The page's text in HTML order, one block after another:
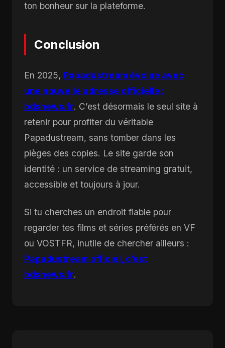
ton bonheur sur la plateforme.
Conclusion
En 2025, Papadustream évolue avec
une nouvelle adresse officielle :
bdsnews.fr. C’est désormais le seul site à
retenir pour profiter du véritable
Papadustream, sans tomber dans les
pièges des copies. Le site garde son
identité : un service de streaming gratuit,
accessible et toujours à jour.
Si tu cherches un endroit fiable pour
regarder tes films et séries préférés en VF
ou VOSTFR, inutile de chercher ailleurs :
Papadustream officiel, c’est
bdsnews.fr.